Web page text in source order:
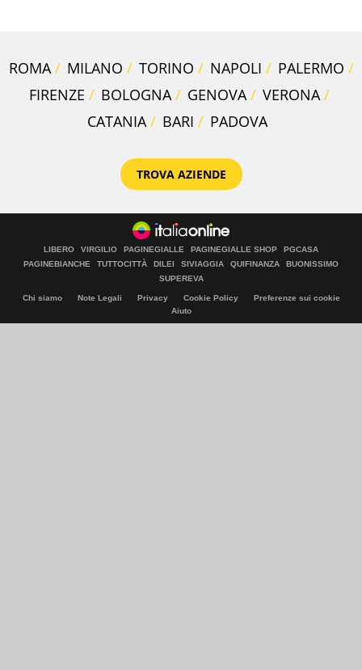
ROMA MILANO TORINO NAPOLI
PALERMO
FIRENZE
BOLOGNA GENOVA
VERONA
CATANIA
BARI PADOVA
TROVA AZIENDE
LIBERO VIRGILIO PAGINEGIALLE PAGINEGIALLE SHOP
PGCASA
PAGINEBIANCHE
TUTTOCITTÀ DILEI SIVIAGGIA QUIFINANZA
BUONISSIMO
SUPEREVA
Chi siamo Note Legali Privacy Cookie Policy
Preferenze sui cookie
Aiuto